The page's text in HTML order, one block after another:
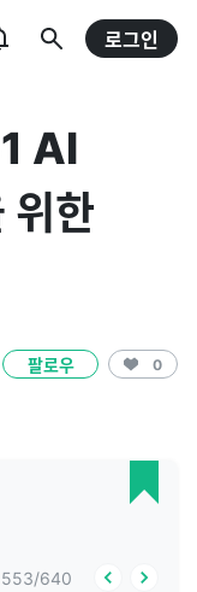
로그인
AI
한
팔로우 0
553/640